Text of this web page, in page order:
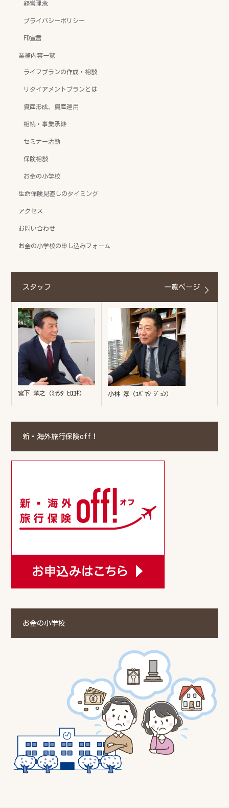
経営理念
プライバシーポリシー
FD宣言
業務内容一覧
ライフプランの作成・相談
リタイアメントプランとは
資産形成、資産運用
相続・事業承継
セミナー活動
保険相談
お金の小学校
生命保険見直しのタイミング
アクセス
お問い合わせ
お金の小学校の申し込みフォーム
スタッフ 一覧ページ
宮下 洋之（ﾐﾔｼﾀ ﾋﾛﾕｷ） 小林 淳（ｺﾊﾞﾔｼ ｼﾞｭﾝ）
新・海外旅行保険off！
お金の小学校